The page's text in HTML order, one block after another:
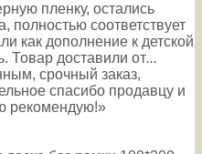
пленку, остались
полностью соответствует
как дополнение к детской
Товар доставили от...
срочный заказ,
спасибо продавцу и
рекомендую!»